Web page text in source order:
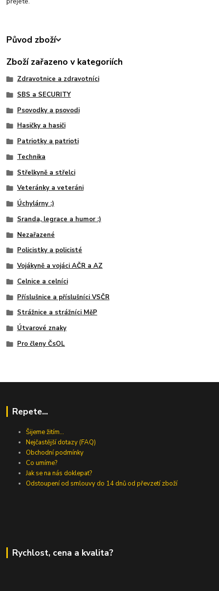
Původ zboží
Zboží zařazeno v kategoriích
Zdravotnice a zdravotníci
SBS a SECURITY
Psovodky a psovodi
Hasičky a hasiči
Patriotky a patrioti
Technika
Střelkyně a střelci
Veteránky a veteráni
Úchylárny :)
Sranda, legrace a humor :)
Nezařazené
Policistky a policisté
Vojákyně a vojáci AČR a AZ
Celnice a celníci
Příslušnice a příslušníci VSČR
Strážnice a strážníci MěP
Útvarové znaky
Pro členy ČsOL
Repete...
Šijeme žitím...
Nejčastější dotazy (FAQ)
Obchodní podmínky
Co umíme?
Jak se na nás doklepat?
Odstoupení od smlouvy do 14 dnů od převzetí zboží
Rychlost, cena a kvalita?